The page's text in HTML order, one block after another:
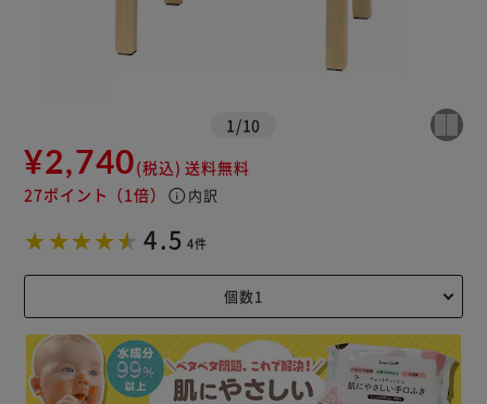
1 /10
¥2,740(税込) 送料無料
27ポイント （1倍） info 内訳
4.5 4件